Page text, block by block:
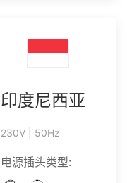
印度尼西亚
230V | 50Hz
电源插头类型: